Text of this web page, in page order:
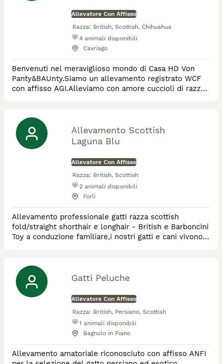
Allevatore Con Affisso
Razza: British, Scottish, Chihuahua
4 animali disponibili
Cavriago
Benvenuti nel meraviglioso mondo di Casa HD Von
Panty&BAUnty.Siamo un allevamento registrato WCF
con affisso AGI.Alleviamo con amore cuccioli di razza
alleviamo anche Pomerania (Spitz nano di Pomerania)
e Chihuahua con regolare affisso ENFI…siamo
pazzamente innamorati die nostri pelosi ♥️
Allevamento Scottish
Laguna Blu
Allevatore Con Affisso
Razza: British, Scottish
2 animali disponibili
Forlì
Allevamento professionale gatti razza scottish
fold/straight shorthair e longhair - British e Barboncini
Toy a conduzione familiare,i nostri gatti e cani vivono e
Gatti Peluche
Allevatore Con Affisso
Razza: British, Persiano, Scottish
1 animali disponibili
Bagnolo in Piano
Allevamento amatoriale riconosciuto con affisso ANFI